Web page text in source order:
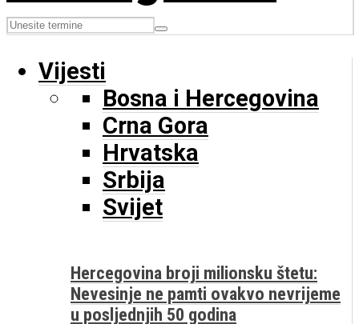
Vijesti
Bosna i Hercegovina
Crna Gora
Hrvatska
Srbija
Svijet
Hercegovina broji milionsku štetu:
Nevesinje ne pamti ovakvo nevrijeme
u posljednjih 50 godina